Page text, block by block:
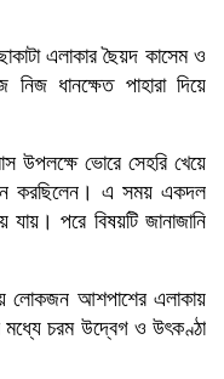
এলাকার ছৈয়দ কাসেম ও
ধানক্ষেত পাহারা দিয়ে
উপলক্ষে ভোরে সেহরি খেয়ে
করছিলেন। এ সময় একদল
পরে বিষয়টি জানাজানি
লোকজন আশপাশের এলাকায়
মধ্যে চরম উদ্বেগ ও উৎকণ্ঠা